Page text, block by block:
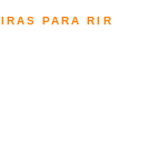
PARA RIR